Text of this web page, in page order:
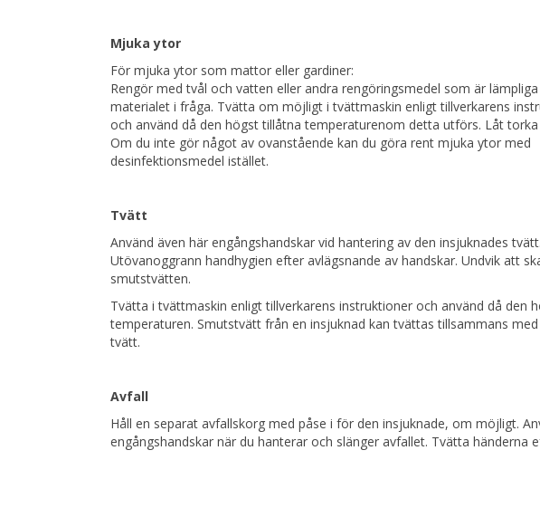
Mjuka ytor
För mjuka ytor som mattor eller gardiner:
Rengör med tvål och vatten eller andra rengöringsmedel som är
materialet i fråga. Tvätta om möjligt i tvättmaskin enligt tillverkarens
och använd då den högst tillåtna temperaturenom detta utförs. Låt
Om du inte gör något av ovanstående kan du göra rent mjuka ytor med
desinfektionsmedel istället.
Tvätt
Använd även här engångshandskar vid hantering av den insjuknades tvätt.
Utövanoggrann handhygien efter avlägsnande av handskar. Undvik att
smutstvätten.
Tvätta i tvättmaskin enligt tillverkarens instruktioner och använd då den
temperaturen. Smutstvätt från en insjuknad kan tvättas tillsammans med
tvätt.
Avfall
Håll en separat avfallskorg med påse i för den insjuknade, om möjligt.
engångshandskar när du hanterar och slänger avfallet. Tvätta händerna